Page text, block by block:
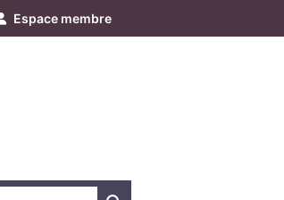
Espace membre